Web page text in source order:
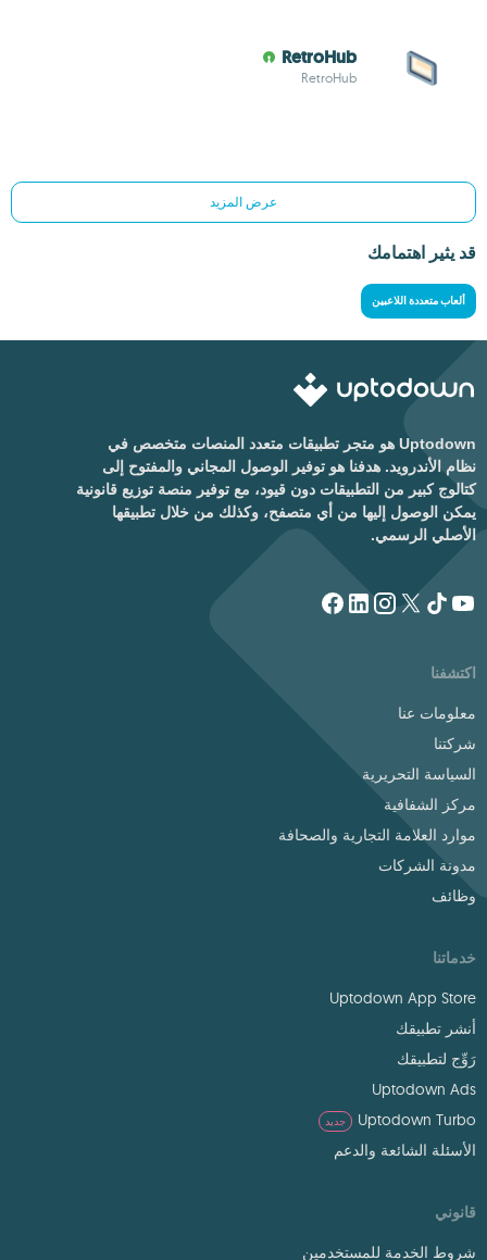
RetroHub
RetroHub
عرض المزيد
قد يثير اهتمامك
ألعاب متعددة اللاعبين
Uptodown هو متجر تطبيقات متعدد المنصات متخصص في
نظام الأندرويد. هدفنا هو توفير الوصول المجاني والمفتوح إلى
كتالوج كبير من التطبيقات دون قيود، مع توفير منصة توزيع قانونية
يمكن الوصول إليها من أي متصفح، وكذلك من خلال تطبيقها
الأصلي الرسمي.
اكتشفنا
معلومات عنا
شركتنا
السياسة التحريرية
مركز الشفافية
موارد العلامة التجارية والصحافة
مدونة الشركات
وظائف
خدماتنا
Uptodown App Store
أنشر تطبيقك
رَوِّج لتطبيقك
Uptodown Ads
Uptodown Turbo
جديد
الأسئلة الشائعة والدعم
قانوني
شروط الخدمة للمستخدمين